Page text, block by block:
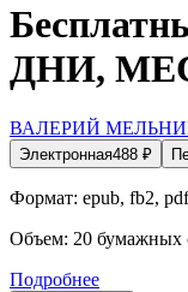
ДНИ,
ВАЛЕРИЙ
Электронная488 ₽
Формат: epub, fb2,
Объем: 20 бумажных
Подробнее